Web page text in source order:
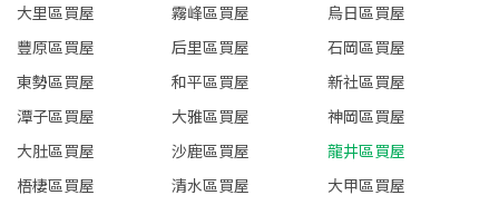
大里區買屋
霧峰區買屋
烏日區買屋
豐原區買屋
后里區買屋
石岡區買屋
東勢區買屋
和平區買屋
新社區買屋
潭子區買屋
大雅區買屋
神岡區買屋
大肚區買屋
沙鹿區買屋
龍井區買屋
梧棲區買屋
清水區買屋
大甲區買屋